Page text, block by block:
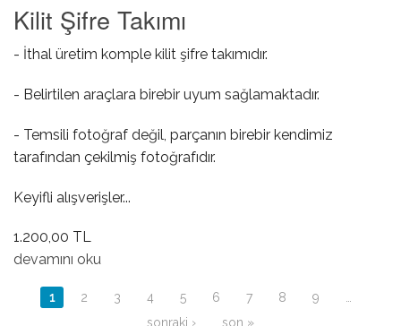
Kilit Şifre Takımı
- İthal üretim komple kilit şifre takımıdır.
- Belirtilen araçlara birebir uyum sağlamaktadır.
- Temsili fotoğraf değil, parçanın birebir kendimiz
tarafından çekilmiş fotoğrafıdır.
Keyifli alışverişler...
1.200,00 TL
Kilit Şifre Takımı hakkında
devamını oku
Sayfalar
1 2 3 4 5 6 7 8 9
sonraki ›
son »